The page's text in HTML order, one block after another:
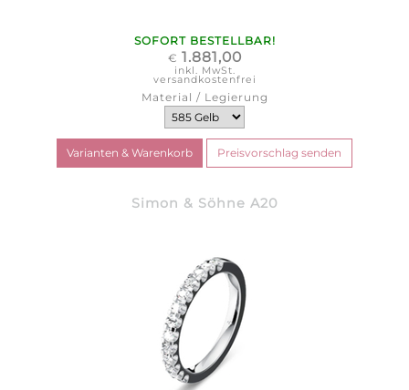
SOFORT BESTELLBAR!
€ 1.881,00
inkl. MwSt.
versandkostenfrei
Material / Legierung
Simon & Söhne A20